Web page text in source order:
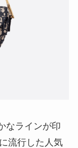
なラインが印
流行した人気